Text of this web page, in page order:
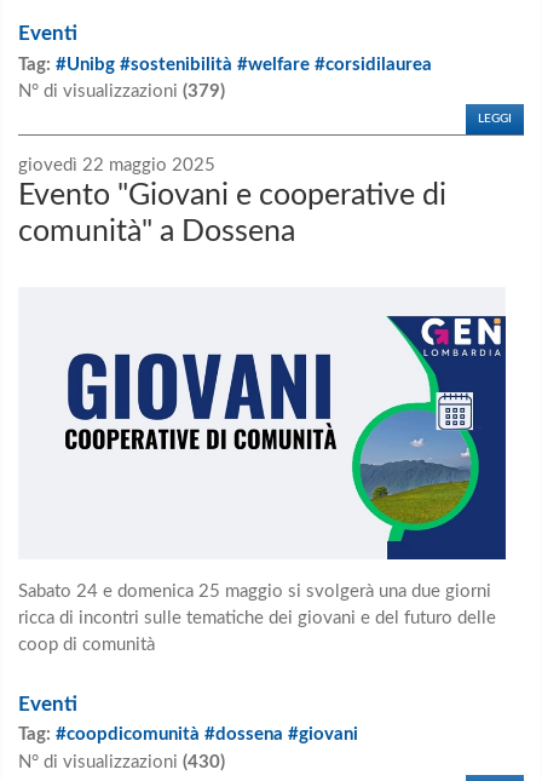
Eventi
Tag: #Unibg #sostenibilità #welfare #corsidilaurea
N° di visualizzazioni (379)
LEGGI
giovedì 22 maggio 2025
Evento "Giovani e cooperative di
comunità" a Dossena
Sabato 24 e domenica 25 maggio si svolgerà una due giorni
ricca di incontri sulle tematiche dei giovani e del futuro delle
coop di comunità
Eventi
Tag: #coopdicomunità #dossena #giovani
N° di visualizzazioni (430)